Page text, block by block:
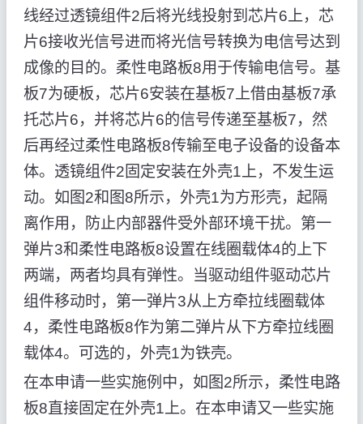
线经过透镜组件2后将光线投射到芯片6上，芯
片6接收光信号进而将光信号转换为电信号达到
成像的目的。柔性电路板8用于传输电信号。基
板7为硬板，芯片6安装在基板7上借由基板7承
托芯片6，并将芯片6的信号传递至基板7，然
后再经过柔性电路板8传输至电子设备的设备本
体。透镜组件2固定安装在外壳1上，不发生运
动。如图2和图8所示，外壳1为方形壳，起隔
离作用，防止内部器件受外部环境干扰。第一
弹片3和柔性电路板8设置在线圈载体4的上下
两端，两者均具有弹性。当驱动组件驱动芯片
组件移动时，第一弹片3从上方牵拉线圈载体
4，柔性电路板8作为第二弹片从下方牵拉线圈
载体4。可选的，外壳1为铁壳。
在本申请一些实施例中，如图2所示，柔性电路
板8直接固定在外壳1上。在本申请又一些实施